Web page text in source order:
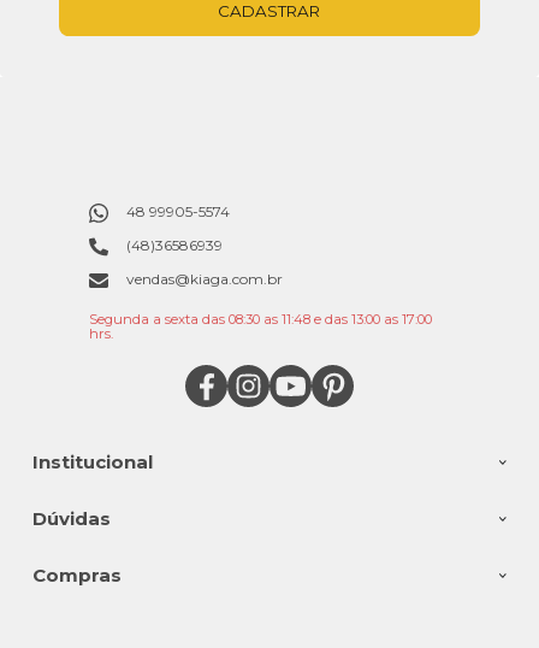
CADASTRAR
Institucional
Dúvidas
Compras
48 99905-5574
(48)36586939
vendas@kiaga.com.br
Segunda a sexta das 08:30 as 11:48 e das 13:00 as 17:00
hrs.